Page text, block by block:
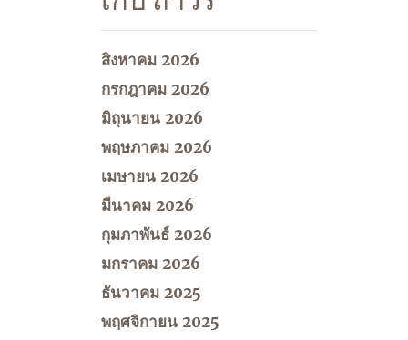
สิงหาคม 2026
กรกฎาคม 2026
มิถุนายน 2026
พฤษภาคม 2026
เมษายน 2026
มีนาคม 2026
กุมภาพันธ์ 2026
มกราคม 2026
ธันวาคม 2025
พฤศจิกายน 2025